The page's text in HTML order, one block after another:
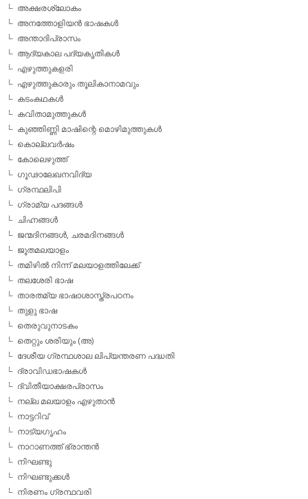
അക്ഷരശ്ലോകം
അനത്തോളിയന്‍ ഭാഷകള്‍
അന്താദിപ്രാസം
ആദ്യകാല പദ്യകൃതികള്‍
എഴുത്തുകളരി
എഴുത്തുകാരും തൂലികാനാമവും
കടംകഥകള്‍
കവിതാമുത്തുകള്‍
കുഞ്ഞിണ്ണി മാഷിന്റെ മൊഴിമുത്തുകള്‍
കൊല്ലവര്‍ഷം
കോലെഴുത്ത്
ഗൂഢാലേഖനവിദ്യ
ഗ്രന്ഥലിപി
ഗ്രാമ്യ പദങ്ങള്‍
ചിഹ്നങ്ങള്‍
ജന്മദിനങ്ങള്‍, ചരമദിനങ്ങള്‍
ജൂതമലയാളം
തമിഴില്‍ നിന്ന് മലയാളത്തിലേക്ക്
തലശേരി ഭാഷ
താരതമ്യ ഭാഷാശാസ്ത്രപഠനം
തുളു ഭാഷ
തെരുവുനാടകം
തെറ്റും ശരിയും (അ)
ദേശീയ ഗ്രന്ഥശാല ലിപ്യന്തരണ പദ്ധതി
ദ്രാവിഡഭാഷകള്‍
ദ്വിതീയാക്ഷരപ്രാസം
നല്ല മലയാളം എഴുതാന്‍
നാട്ടറിവ്
നാട്യഗൃഹം
നാറാണത്ത് ഭ്രാന്തന്‍
നിഘണ്ടു
നിഘണ്ടുക്കള്‍
നിരണം ഗ്രന്ഥവരി